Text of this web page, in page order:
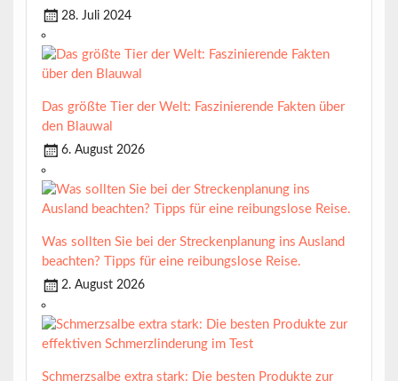
28. Juli 2024
Das größte Tier der Welt: Faszinierende Fakten über
den Blauwal
6. August 2026
Was sollten Sie bei der Streckenplanung ins Ausland
beachten? Tipps für eine reibungslose Reise.
2. August 2026
Schmerzsalbe extra stark: Die besten Produkte zur